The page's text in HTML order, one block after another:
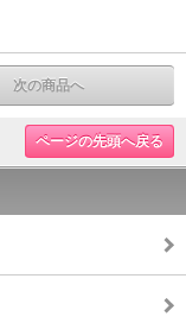
次の商品へ
ページの先頭へ戻る